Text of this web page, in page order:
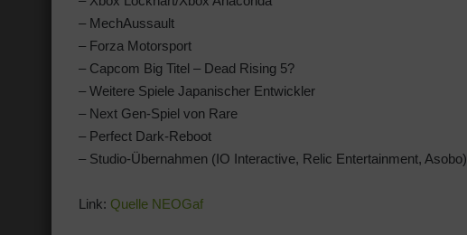
– MechAussault
– Forza Motorsport
– Capcom Big Titel – Dead Rising 5?
– Weitere Spiele Japanischer Entwickler
– Next Gen-Spiel von Rare
– Perfect Dark-Reboot
– Studio-Übernahmen (IO Interactive, Relic Entertainment, Asobo)
Link: Quelle NEOGaf